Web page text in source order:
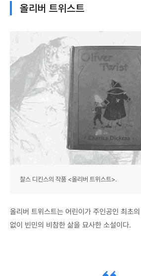
올리버 트위스트
찰스 디킨스의 작품 <올리버 트위스트>.
올리버 트위스트는 어린이가 주인공인 최초
없이 빈민의 비참한 삶을 묘사한 소설이다.